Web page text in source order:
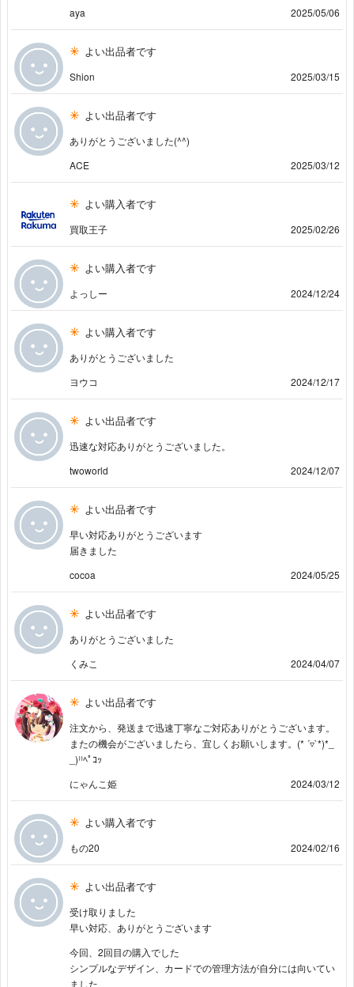
aya
2025/05/06
よい出品者です
Shion 2025/03/15
よい出品者です
ありがとうございました(^^)
ACE
2025/03/12
よい購入者です
買取王子 2025/02/26
よい購入者です
よっしー 2024/12/24
よい購入者です
ありがとうございました
ヨウコ
2024/12/17
よい出品者です
迅速な対応ありがとうございました。
twoworld
2024/12/07
よい出品者です
早い対応ありがとうございます
届きました
cocoa
2024/05/25
よい出品者です
ありがとうございました
くみこ
2024/04/07
よい出品者です
注文から、発送まで迅速丁寧なご対応ありがとうございます。
またの機会がございましたら、宜しくお願いします。(* ´▿`*)*_
_)⁾⁾ﾍﾟｺｯ
にゃんこ姫
2024/03/12
よい購入者です
もの20 2024/02/16
よい出品者です
受け取りました
早い対応、ありがとうございます
今回、2回目の購入でした
シンプルなデザイン、カードでの管理方法が自分には向いてい
ました